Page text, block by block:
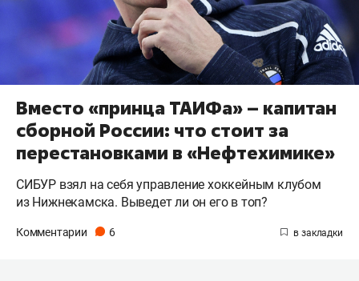
Вместо «принца ТАИФа» – капитан
сборной России: что стоит за
перестановками в «Нефтехимике»
СИБУР взял на себя управление хоккейным клубом
из Нижнекамска. Выведет ли он его в топ?
Комментарии 6